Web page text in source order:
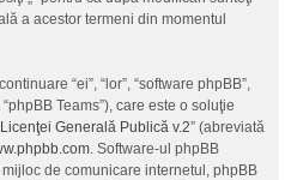
a acestor termeni din momentul
“ei”, “lor”, “software phpBB”,
Teams”), care este o soluţie
Licenţei Generală Publică v.2” (abreviată
. Software-ul phpBB
de comunicare internetul, phpBB